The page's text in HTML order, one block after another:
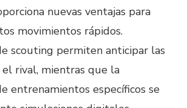
nuevas ventajas para
movimientos rápidos.
scouting permiten anticipar las
el rival, mientras que la
entrenamientos específicos se